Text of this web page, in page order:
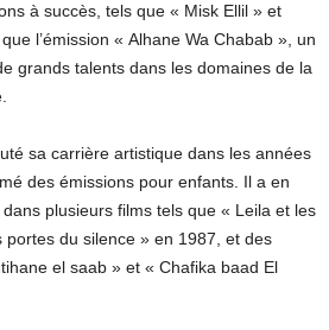
à succès, tels que « Misk Ellil » et
l’émission « Alhane Wa Chabab », un
grands talents dans les domaines de la
sa carrière artistique dans les années
des émissions pour enfants. Il a en
plusieurs films tels que « Leila et les
du silence » en 1987, et des
el saab » et « Chafika baad El